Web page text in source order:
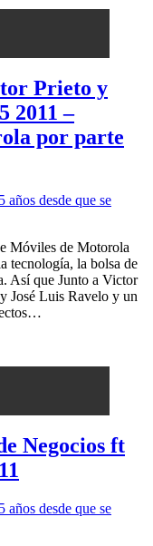
Prieto y
2011 –
por parte
años desde que se
Móviles de Motorola
tecnología, la bolsa de
Así que Junto a Victor
José Luis Ravelo y un
Negocios ft
años desde que se